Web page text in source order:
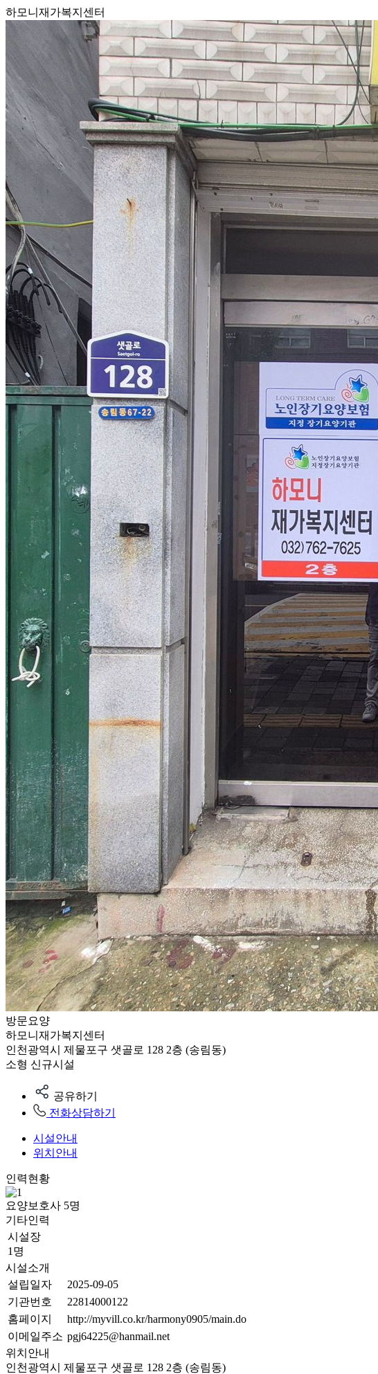
하모니재가복지센터
방문요양
하모니재가복지센터
인천광역시 제물포구 샛골로 128 2층 (송림동)
소형 신규시설
공유하기
전화상담하기
시설안내
위치안내
인력현황
요양보호사 5명
기타인력
시설장
1명
시설소개
설립일자
2025-09-05
기관번호
22814000122
홈페이지
http://myvill.co.kr/harmony0905/main.do
이메일주소 pgj64225@hanmail.net
위치안내
인천광역시 제물포구 샛골로 128 2층 (송림동)